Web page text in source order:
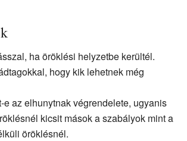
ha öröklési helyzetbe kerültél.
hogy kik lehetnek még
e az elhunytnak végrendelete, ugyanis
kicsit mások a szabályok mint a
öröklésnél.